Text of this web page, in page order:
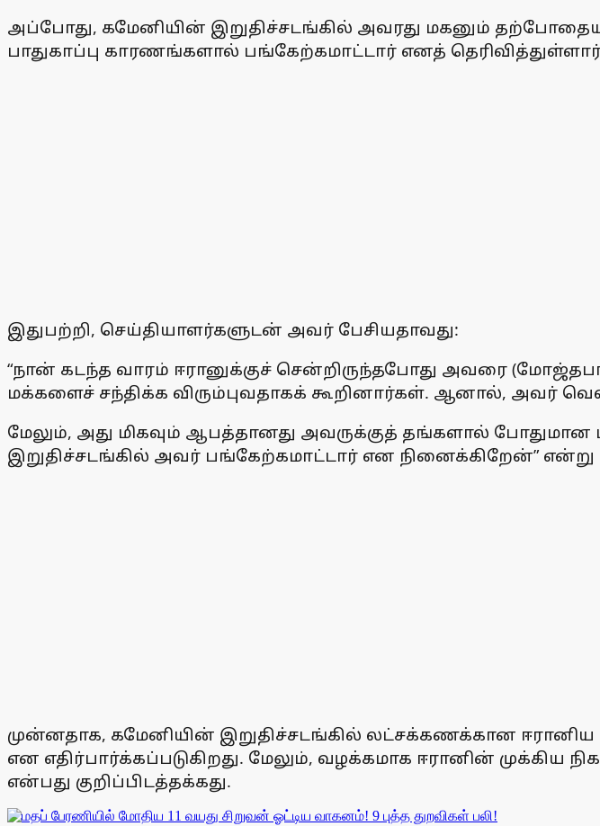
அப்போது, கமேனியின் இறுதிச்சடங்கில் அவரது மகனும்
பாதுகாப்பு காரணங்களால் பங்கேற்கமாட்டார் எனத்
இதுபற்றி, செய்தியாளர்களுடன் அவர் பேசியதாவது:
“நான் கடந்த வாரம் ஈரானுக்குச் சென்றிருந்தபோது அவரை
மக்களைச் சந்திக்க விரும்புவதாகக் கூறினார்கள். ஆனால், அவர்
மேலும், அது மிகவும் ஆபத்தானது அவருக்குத் தங்களால் போதுமான
இறுதிச்சடங்கில் அவர் பங்கேற்கமாட்டார் என நினைக்கிறேன்” என்று
முன்னதாக, கமேனியின் இறுதிச்சடங்கில் லட்சக்கணக்கான
என எதிர்பார்க்கப்படுகிறது. மேலும், வழக்கமாக ஈரானின்
என்பது குறிப்பிடத்தக்கது.